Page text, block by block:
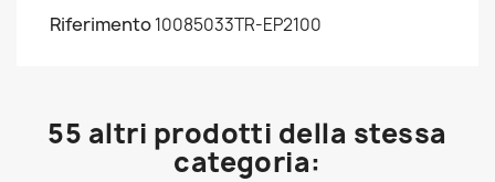
Riferimento10085033TR-EP2100
55 altri prodotti della stessa
categoria: